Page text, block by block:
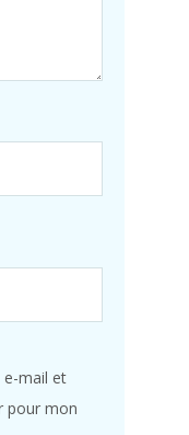
e-mail et
pour mon